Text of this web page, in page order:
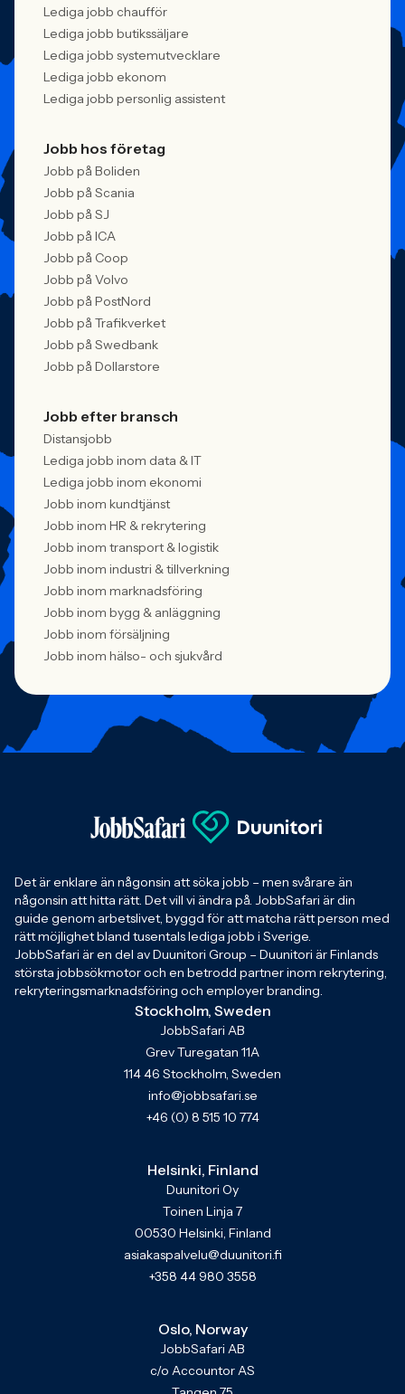
Lediga jobb chaufför
Lediga jobb butikssäljare
Lediga jobb systemutvecklare
Lediga jobb ekonom
Lediga jobb personlig assistent
Jobb hos företag
Jobb på Boliden
Jobb på Scania
Jobb på SJ
Jobb på ICA
Jobb på Coop
Jobb på Volvo
Jobb på PostNord
Jobb på Trafikverket
Jobb på Swedbank
Jobb på Dollarstore
Jobb efter bransch
Distansjobb
Lediga jobb inom data & IT
Lediga jobb inom ekonomi
Jobb inom kundtjänst
Jobb inom HR & rekrytering
Jobb inom transport & logistik
Jobb inom industri & tillverkning
Jobb inom marknadsföring
Jobb inom bygg & anläggning
Jobb inom försäljning
Jobb inom hälso- och sjukvård
Det är enklare än någonsin att söka jobb – men svårare än
någonsin att hitta rätt. Det vill vi ändra på. JobbSafari är din
guide genom arbetslivet, byggd för att matcha rätt person med
rätt möjlighet bland tusentals lediga jobb i Sverige.
JobbSafari är en del av Duunitori Group – Duunitori är Finlands
största jobbsökmotor och en betrodd partner inom rekrytering,
rekryteringsmarknadsföring och employer branding.
Stockholm, Sweden
JobbSafari AB
Grev Turegatan 11A
114 46 Stockholm, Sweden
info@jobbsafari.se
+46 (0) 8 515 10 774
Helsinki, Finland
Duunitori Oy
Toinen Linja 7
00530 Helsinki, Finland
asiakaspalvelu@duunitori.fi
+358 44 980 3558
Oslo, Norway
JobbSafari AB
c/o Accountor AS